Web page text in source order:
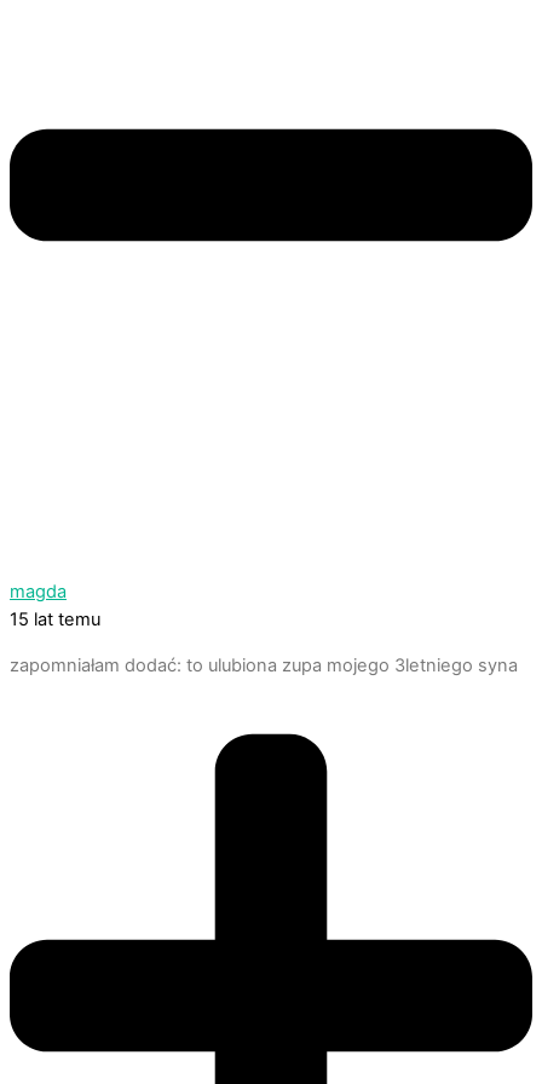
magda
15 lat temu
zapomniałam dodać: to ulubiona zupa mojego 3letniego syna